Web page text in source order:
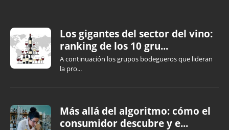
Los gigantes del sector del vino:
ranking de los 10 gru...
A continuación los grupos bodegueros que lideran
la pro...
Más allá del algoritmo: cómo el
consumidor descubre y e...